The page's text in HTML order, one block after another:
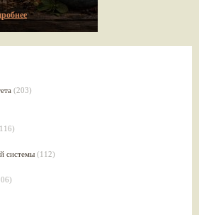
(203)
системы (112)